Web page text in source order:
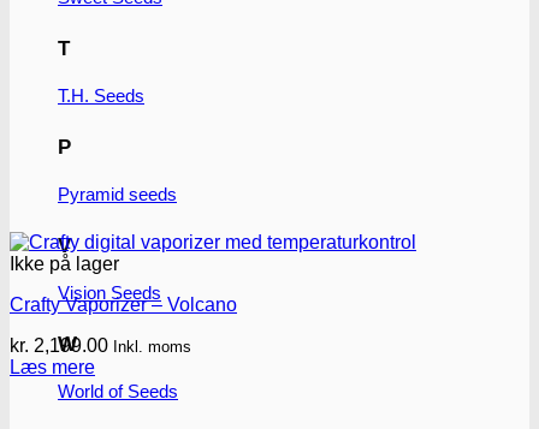
T
T.H. Seeds
P
Pyramid seeds
V
Vision Seeds
W
World of Seeds
Ikke på lager
Crafty Vaporizer – Volcano
kr. 2,199.00 Inkl. moms
Læs mere